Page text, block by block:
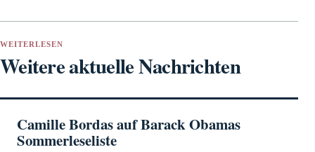
WEITERLESEN
Weitere aktuelle Nachrichten
Camille Bordas auf Barack Obamas
Sommerleseliste